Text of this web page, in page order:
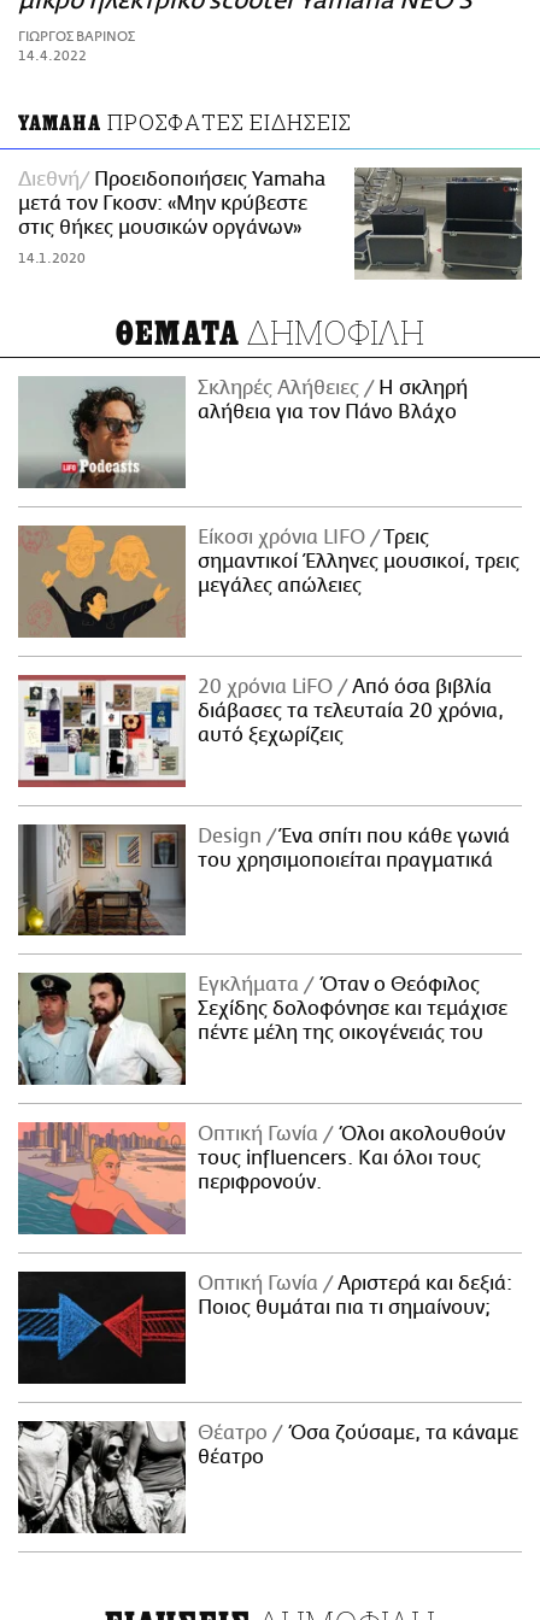
ΑΜΠΑ
PRINT
ΓΙΩΡΓΟΣ ΒΑΡΙΝΟΣ
14.4.2022
YAMAHA ΠΡΟΣΦΑΤΕΣ ΕΙΔΗΣΕΙΣ
Διεθνή
Προειδοποιήσεις Yamaha
μετά τον Γκοσν: «Μην κρύβεστε
στις θήκες μουσικών οργάνων»
14.1.2020
ΘΕΜΑΤΑ ΔΗΜΟΦΙΛΗ
Σκληρές Αλήθειες
H σκληρή
αλήθεια για τον Πάνο Βλάχο
Είκοσι χρόνια LIFO
Tρεις
σημαντικοί Έλληνες μουσικοί, τρεις
μεγάλες απώλειες
20 χρόνια LiFO
Από όσα βιβλία
διάβασες τα τελευταία 20 χρόνια,
αυτό ξεχωρίζεις
Design
Ένα σπίτι που κάθε γωνιά
του χρησιμοποιείται πραγματικά
Εγκλήματα
Όταν ο Θεόφιλος
Σεχίδης δολοφόνησε και τεμάχισε
πέντε μέλη της οικογένειάς του
Οπτική Γωνία
Όλοι ακολουθούν
τους influencers. Και όλοι τους
περιφρονούν.
Οπτική Γωνία
Αριστερά και δεξιά:
Ποιος θυμάται πια τι σημαίνουν;
Θέατρο
Όσα ζούσαμε, τα κάναμε
θέατρο